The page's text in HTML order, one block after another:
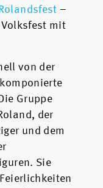
–
mit
von der
Gruppe
der
und dem
Sie